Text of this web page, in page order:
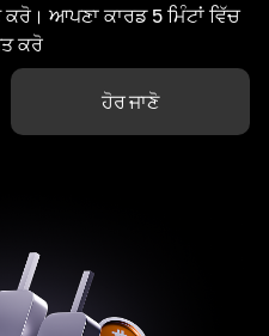
ਆਪਣਾ ਕਾਰਡ 5 ਮਿੰਟਾਂ ਵਿੱਚ
ਕਰੋ
ਹੋਰ ਜਾਣੋ